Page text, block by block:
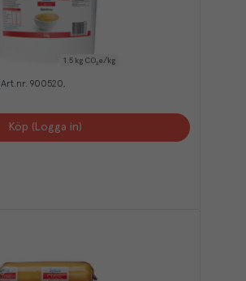
1.5 kg CO₂e/kg
Art.nr. 900520
Köp (Logga in)